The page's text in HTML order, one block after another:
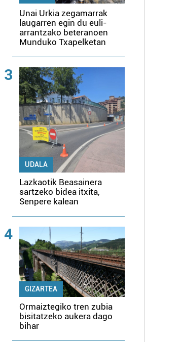
Unai Urkia zegamarrak
laugarren egin du euli-
arrantzako beteranoen
Munduko Txapelketan
3
UDALA
Lazkaotik Beasainera
sartzeko bidea itxita,
Senpere kalean
4
GIZARTEA
Ormaiztegiko tren zubia
bisitatzeko aukera dago
bihar